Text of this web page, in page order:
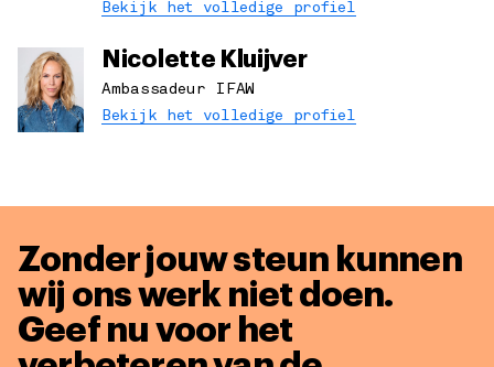
Bekijk het volledige profiel
Nicolette Kluijver
Ambassadeur IFAW
Bekijk het volledige profiel
Zonder jouw steun kunnen
wij ons werk niet doen.
Geef nu voor het